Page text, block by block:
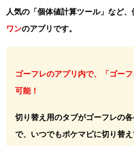
人気の「個体値計算ツール」など
ワンのアプリです。
ゴーフレのアプリ内で、「ゴー
可能！
切り替え用のタブがゴーフレの
で、いつでもポケマピに切り替